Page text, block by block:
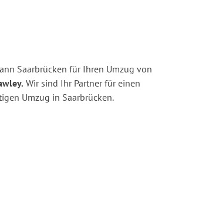
Saarbrücken für Ihren Umzug von
Wir sind Ihr Partner für einen
Umzug in Saarbrücken.